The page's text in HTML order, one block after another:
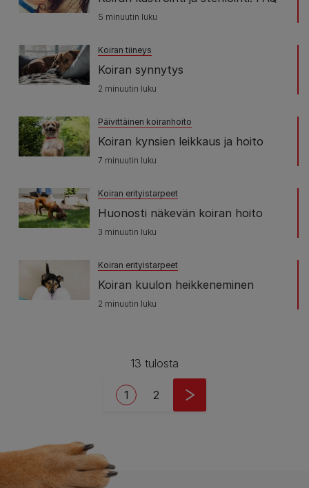
5 minuutin luku
Koiran tiineys
Koiran synnytys
2 minuutin luku
Päivittäinen koiranhoito
Koiran kynsien leikkaus ja hoito
7 minuutin luku
Koiran erityistarpeet
Huonosti näkevän koiran hoito
3 minuutin luku
Koiran erityistarpeet
Koiran kuulon heikkeneminen
2 minuutin luku
13 tulosta
Current page
1 Page
2